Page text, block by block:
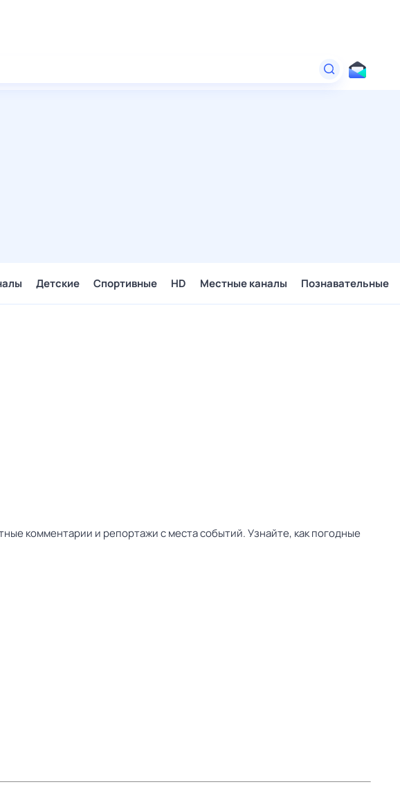
Детские Спортивные HD Местные каналы Познавательные
комментарии и репортажи с места событий. Узнайте, как погодные